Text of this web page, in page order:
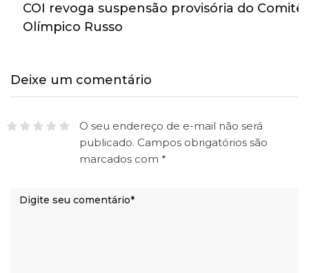
COI revoga suspensão provisória do Comitê
Olímpico Russo
Deixe um comentário
O seu endereço de e-mail não será
publicado. Campos obrigatórios são
marcados com *